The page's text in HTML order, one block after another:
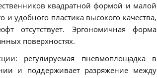
квадратной формой и малой
и удобного пластика высокого качества,
отсутствует. Эргономичная форма
поверхностях.
регулируемая пневмоплощадка в
и поддерживает разряжение между